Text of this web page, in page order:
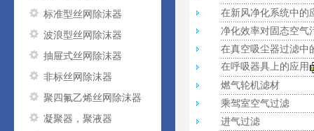
标准型丝网除沫器
波浪型丝网除沫器
抽屉式丝网除沫器
非标丝网除沫器
聚四氟乙烯丝网除沫器
凝聚器，聚液器
在新风净化系统中的
净化效率对固态空气
在真空吸尘器过滤中
在呼吸器具上的应用
燃气轮机滤材
乘驾室空气过滤
进气过滤